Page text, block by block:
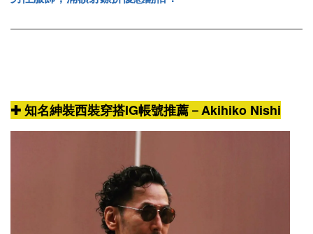
✚ 知名紳裝西裝穿搭IG帳號推薦－Akihiko Nishi